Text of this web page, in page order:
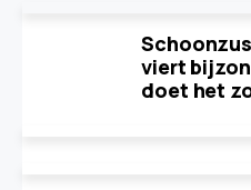
viert
doet het